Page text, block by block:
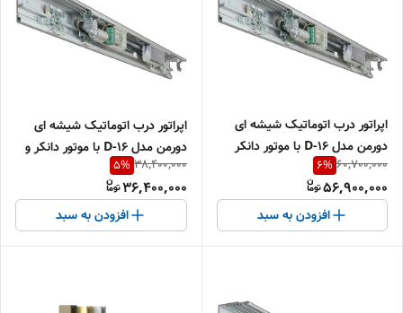
اپراتور درب اتوماتیک شیشه ای
دورمن مدل D-16 با موتور دانکر
اصل و دوسال گارانتی بی قید و
شرط
60,700,000
6%
56,900,000
افزودن به سبد
اپراتور درب اتوماتیک شیشه ای
دورمن مدل D-16 با موتور دانکر و
دوسال گارانتی بی قید و شرط
38,400,000
5%
36,400,000
افزودن به سبد